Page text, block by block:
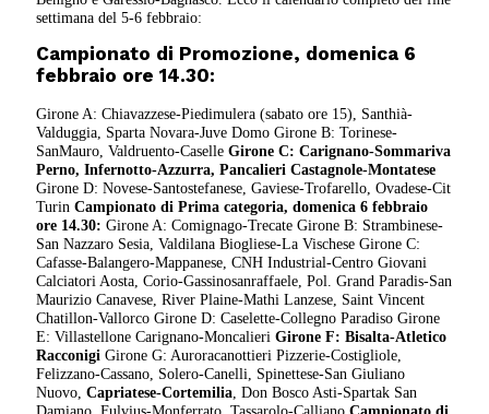
settimana del 5-6 febbraio:
Campionato di Promozione, domenica 6
febbraio ore 14.30:
Girone A: Chiavazzese-Piedimulera (sabato ore 15), Santhià-
Valduggia, Sparta Novara-Juve Domo Girone B: Torinese-
SanMauro, Valdruento-Caselle Girone C: Carignano-Sommariva
Perno, Infernotto-Azzurra, Pancalieri Castagnole-Montatese
Girone D: Novese-Santostefanese, Gaviese-Trofarello, Ovadese-Cit
Turin Campionato di Prima categoria, domenica 6 febbraio
ore 14.30: Girone A: Comignago-Trecate Girone B: Strambinese-
San Nazzaro Sesia,Valdilana Biogliese-La Vischese Girone C:
Cafasse-Balangero-Mappanese, CNH Industrial-Centro Giovani
Calciatori Aosta, Corio-Gassinosanraffaele, Pol. Grand Paradis-San
Maurizio Canavese, River Plaine-Mathi Lanzese, Saint Vincent
Chatillon-VallorcoGirone D: Caselette-Collegno Paradiso Girone
E: Villastellone Carignano-Moncalieri Girone F: Bisalta-Atletico
Racconigi Girone G: Auroracanottieri Pizzerie-Costigliole,
Felizzano-Cassano, Solero-Canelli, Spinettese-San Giuliano
Nuovo,Capriatese-Cortemilia, Don Bosco Asti-Spartak San